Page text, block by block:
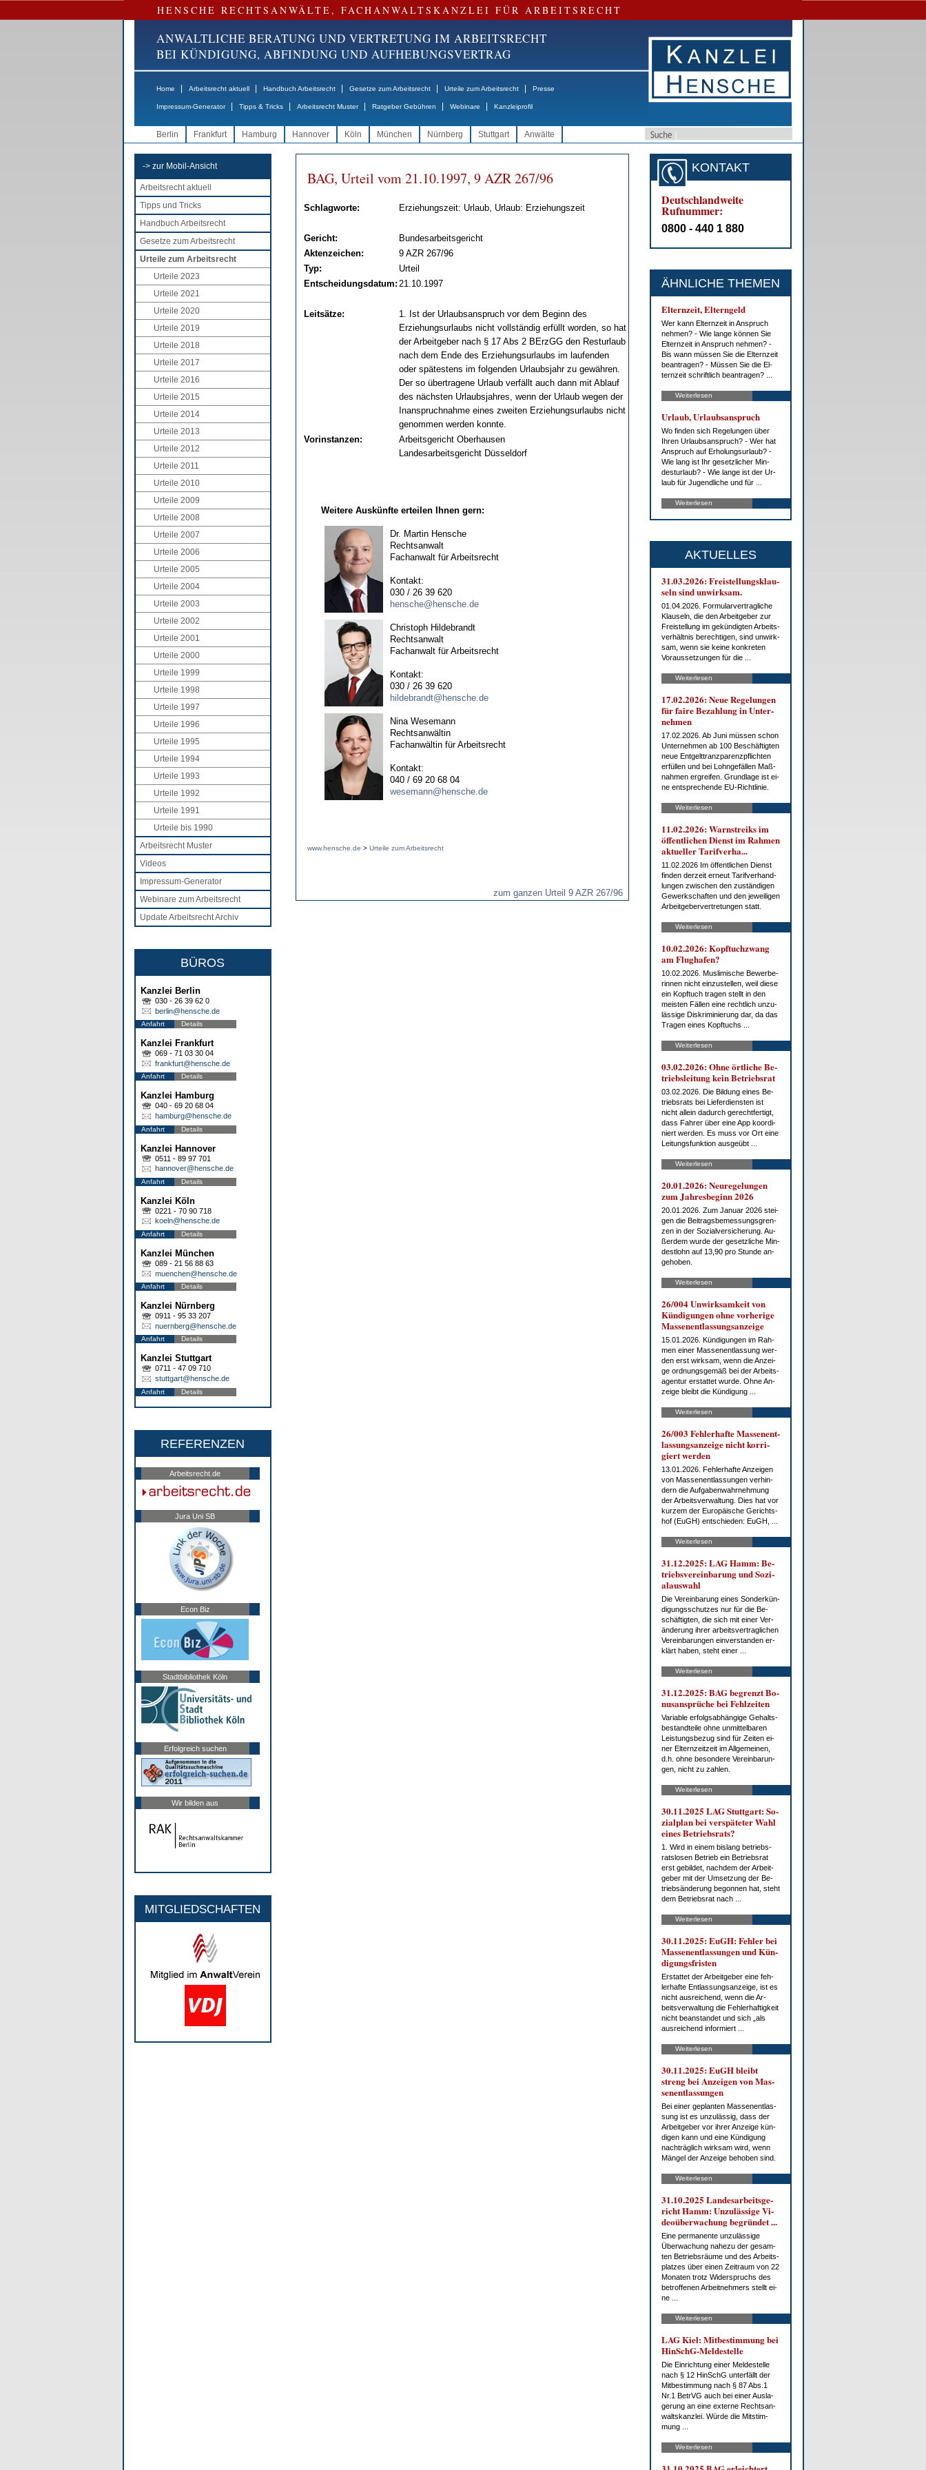
HENSCHE RECHTSANWÄLTE, FACHANWALTSKANZLEI FÜR ARBEITSRECHT
ANWALTLICHE BERATUNG UND VERTRETUNG IM ARBEITSRECHT
BEI KÜNDIGUNG, ABFINDUNG UND AUFHEBUNGSVERTRAG
Home Arbeitsrecht aktuell Handbuch Arbeitsrecht Gesetze zum Arbeitsrecht Urteile zum Arbeitsrecht Presse
Impressum-Generator Tipps & Tricks Arbeitsrecht Muster Ratgeber Gebühren Webinare Kanzleiprofil
Berlin Frankfurt Hamburg Hannover Köln München Nürnberg Stuttgart Anwälte
-> zur Mobil-Ansicht
Arbeitsrecht aktuell
Tipps und Tricks
Handbuch Arbeitsrecht
Gesetze zum Arbeitsrecht
Urteile zum Arbeitsrecht
Urteile 2023
Urteile 2021
Urteile 2020
Urteile 2019
Urteile 2018
Urteile 2017
Urteile 2016
Urteile 2015
Urteile 2014
Urteile 2013
Urteile 2012
Urteile 2011
Urteile 2010
Urteile 2009
Urteile 2008
Urteile 2007
Urteile 2006
Urteile 2005
Urteile 2004
Urteile 2003
Urteile 2002
Urteile 2001
Urteile 2000
Urteile 1999
Urteile 1998
Urteile 1997
Urteile 1996
Urteile 1995
Urteile 1994
Urteile 1993
Urteile 1992
Urteile 1991
Urteile bis 1990
Arbeitsrecht Muster
Videos
Impressum-Generator
Webinare zum Arbeitsrecht
Update Arbeitsrecht Archiv
BÜROS
Kanzlei Berlin
030 - 26 39 62 0
berlin@hensche.de
Anfahrt Details
Kanzlei Frankfurt
069 - 71 03 30 04
frankfurt@hensche.de
Anfahrt Details
Kanzlei Hamburg
040 - 69 20 68 04
hamburg@hensche.de
Anfahrt Details
Kanzlei Hannover
0511 - 89 97 701
hannover@hensche.de
Anfahrt Details
Kanzlei Köln
0221 - 70 90 718
koeln@hensche.de
Anfahrt Details
Kanzlei München
089 - 21 56 88 63
muenchen@hensche.de
Anfahrt Details
Kanzlei Nürnberg
0911 - 95 33 207
nuernberg@hensche.de
Anfahrt Details
Kanzlei Stuttgart
0711 - 47 09 710
stuttgart@hensche.de
Anfahrt Details
REFERENZEN
Arbeitsrecht.de
Jura Uni SB
Econ Biz
Stadtbibliothek Köln
Erfolgreich suchen
Wir bilden aus
MITGLIEDSCHAFTEN
BAG, Ur­teil vom 21.10.1997, 9 AZR 267/96
Schlagworte: Erziehungszeit: Urlaub, Urlaub: Erziehungszeit
Gericht:
Bundesarbeitsgericht
Aktenzeichen:
9 AZR 267/96
Typ:
Urteil
Entscheidungsdatum: 21.10.1997
Leitsätze:
1. Ist der Urlaubsanspruch vor dem Beginn des
Erziehungsurlaubs nicht vollständig erfüllt worden, so hat
der Arbeitgeber nach § 17 Abs 2 BErzGG den Resturlaub
nach dem Ende des Erziehungsurlaubs im laufenden
oder spätestens im folgenden Urlaubsjahr zu gewähren.
Der so übertragene Urlaub verfällt auch dann mit Ablauf
des nächsten Urlaubsjahres, wenn der Urlaub wegen der
Inanspruchnahme eines zweiten Erziehungsurlaubs nicht
genommen werden konnte.
Vorinstanzen:
Arbeitsgericht Oberhausen
Landesarbeitsgericht Düsseldorf
Weitere Auskünfte erteilen Ihnen gern:
Dr. Martin Hensche
Rechtsanwalt
Fachanwalt für Arbeitsrecht
Kontakt:
030 / 26 39 620
hensche@hensche.de
Christoph Hildebrandt
Rechtsanwalt
Fachanwalt für Arbeitsrecht
Kontakt:
030 / 26 39 620
hildebrandt@hensche.de
Nina Wesemann
Rechtsanwältin
Fachanwältin für Arbeitsrecht
Kontakt:
040 / 69 20 68 04
wesemann@hensche.de
www.hensche.de > Urteile zum Arbeitsrecht
zum ganzen Urteil 9 AZR 267/96
KONTAKT
Deutschlandweite
Rufnummer:
0800 - 440 1 880
ÄHNLICHE THEMEN
El­tern­zeit, El­tern­geld
Wer kann El­tern­zeit in An­spruch
neh­men? - Wie lan­ge kön­nen Sie
El­tern­zeit in An­spruch neh­men? -
Bis wann müs­sen Sie die El­tern­zeit
be­an­tra­gen? - Müs­sen Sie die El­
tern­zeit schrift­lich be­an­tra­gen? ...
Weiterlesen
Ur­laub, Ur­laubs­an­spruch
Wo fin­den sich Re­ge­lun­gen über
Ih­ren Ur­laubs­an­spruch? - Wer hat
An­spruch auf Er­ho­lungs­ur­laub? -
Wie lang ist Ihr ge­setz­li­cher Min­
des­t­ur­laub? - Wie lan­ge ist der Ur­
laub für Ju­gend­li­che und für ...
Weiterlesen
AKTUELLES
31.03.2026: Frei­stel­lungs­klau­
seln sind un­wirk­sam.
01.04.2026. For­mu­lar­ver­trag­li­che
Klau­seln, die den Ar­beit­ge­ber zur
Frei­stel­lung im ge­kün­dig­ten Ar­beits­
ver­hält­nis be­rech­ti­gen, sind un­wirk­
sam, wenn sie kei­ne kon­kre­ten
Vor­aus­set­zun­gen für die ...
Weiterlesen
17.02.2026: Neue Re­ge­lun­gen
für fai­re Be­zah­lung in Un­ter­
neh­men
17.02.2026. Ab Ju­ni müs­sen schon
Un­ter­neh­men ab 100 Be­schäf­tig­ten
neue Ent­gelt­tranz­pa­renz­pflich­ten
er­fül­len und bei Lohn­ge­fäl­len Maß­
nah­men er­grei­fen. Grund­la­ge ist ei­
ne ent­spre­chen­de EU-Richt­li­nie.
Weiterlesen
11.02.2026: Warn­streiks im
öf­fent­li­chen Dienst im Rah­men
ak­tu­el­ler Ta­rif­ver­ha...
11.02.2026 Im öf­fent­li­chen Dienst
fin­den der­zeit er­neut Ta­rif­ver­hand­
lun­gen zwi­schen den zu­stän­di­gen
Ge­werk­schaf­ten und den je­wei­li­gen
Ar­beit­ge­ber­ver­tre­tun­gen statt.
Weiterlesen
10.02.2026: Kopf­tuch­zwang
am Flug­ha­fen?
10.02.2026. Mus­li­mi­sche Be­wer­be­
rin­nen nicht ein­zu­stel­len, weil die­se
ein Kopf­tuch tra­gen stellt in den
meis­ten Fäl­len ei­ne recht­lich un­zu­
läs­si­ge Dis­kri­mi­nie­rung dar, da das
Tra­gen ei­nes Kopf­tuchs ...
Weiterlesen
03.02.2026: Oh­ne ört­li­che Be­
triebs­lei­tung kein Be­triebs­rat
03.02.2026. Die Bil­dung ei­nes Be­
triebs­rats bei Lie­fer­diens­ten ist
nicht al­lein da­durch ge­recht­fer­tigt,
dass Fah­rer über ei­ne App ko­or­di­
niert wer­den. Es muss vor Ort ei­ne
Lei­tungs­funk­ti­on aus­ge­übt ...
Weiterlesen
20.01.2026: Neu­re­ge­lun­gen
zum Jah­res­be­ginn 2026
20.01.2026. Zum Ja­nu­ar 2026 stei­
gen die Bei­trags­be­mes­sungs­gren­
zen in der So­zi­al­ver­si­che­rung. Au­
ßer­dem wur­de der ge­setz­li­che Min­
dest­lohn auf 13,90 pro St­un­de an­
ge­ho­ben.
Weiterlesen
26/004 Un­wirk­sam­keit von
Kün­di­gun­gen oh­ne vor­he­ri­ge
Mas­sen­ent­las­sungs­an­zei­ge
15.01.2026. Kün­di­gun­gen im Rah­
men ei­ner Mas­sen­ent­las­sung wer­
den erst wirk­sam, wenn die An­zei­
ge ord­nungs­ge­mäß bei der Ar­beits­
agen­tur er­stat­tet wur­de. Oh­ne An­
zei­ge bleibt die Kün­di­gung ...
Weiterlesen
26/003 Feh­ler­haf­te Mas­sen­ent­
las­sungs­an­zei­ge nicht kor­ri­
giert wer­den
13.01.2026. Feh­ler­haf­te An­zei­gen
von Mas­sen­ent­las­sun­gen ver­hin­
dern die Auf­ga­ben­wahr­neh­mung
der Ar­beits­ver­wal­tung. Dies hat vor
kur­zem der Eu­ro­päi­sche Ge­richts­
hof (EuGH) ent­schie­den: EuGH, ...
Weiterlesen
31.12.2025: LAG Hamm: Be­
triebs­ver­ein­ba­rung und So­zi­
al­aus­wahl
Die Ver­ein­ba­rung ei­nes Son­der­kün­
di­gungs­schut­zes nur für die Be­
schäf­tig­ten, die sich mit ei­ner Ver­
än­de­rung ih­rer ar­beits­ver­trag­li­chen
Ver­ein­ba­run­gen ein­ver­stan­den er­
klärt ha­ben, steht ei­ner ...
Weiterlesen
31.12.2025: BAG be­grenzt Bo­
nus­an­sprü­che bei Fehl­zei­ten
Va­ria­ble er­folgs­ab­hän­gi­ge Ge­halts­
be­stand­tei­le oh­ne un­mit­tel­ba­ren
Leis­tungs­be­zug sind für Zei­ten ei­
ner El­tern­zeit­zeit im All­ge­mei­nen,
d.h. oh­ne be­son­de­re Ver­ein­ba­run­
gen, nicht zu zah­len.
Weiterlesen
30.11.2025 LAG Stutt­gart: So­
zi­al­plan bei ver­spä­te­ter Wahl
ei­nes Be­triebs­rats?
1. Wird in ei­nem bis­lang be­triebs­
rats­lo­sen Be­trieb ein Be­triebs­rat
erst ge­bil­det, nach­dem der Ar­beit­
ge­ber mit der Um­set­zung der Be­
trieb­s­än­de­rung be­gon­nen hat, steht
dem Be­triebs­rat nach ...
Weiterlesen
30.11.2025: EuGH: Feh­ler bei
Mas­sen­ent­las­sun­gen und Kün­
di­gungs­fris­ten
Er­stat­tet der Ar­beit­ge­ber ei­ne feh­
ler­haf­te Ent­las­sungs­an­zei­ge, ist es
nicht aus­rei­chend, wenn die Ar­
beits­ver­wal­tung die Feh­ler­haf­tig­keit
nicht be­an­stan­det und sich „als
aus­rei­chend in­for­miert ...
Weiterlesen
30.11.2025: EuGH bleibt
streng bei An­zei­gen von Mas­
sen­ent­las­sun­gen
Bei ei­ner ge­plan­ten Mas­sen­ent­las­
sung ist es un­zu­läs­sig, dass der
Ar­beit­ge­ber vor ih­rer An­zei­ge kün­
di­gen kann und ei­ne Kün­di­gung
nach­träg­lich wirk­sam wird, wenn
Män­gel der An­zei­ge be­ho­ben sind.
Weiterlesen
31.10.2025 Lan­des­ar­beits­ge­
richt Hamm: Un­zu­läs­si­ge Vi­
deo­über­wa­chung be­grün­det ...
Ei­ne per­ma­nen­te un­zu­läs­si­ge
Über­wa­chung na­he­zu der ge­sam­
ten Be­triebs­räu­me und des Ar­beits­
plat­zes über ei­nen Zeit­raum von 22
Mo­na­ten trotz Wi­der­spruchs des
be­trof­fe­nen Ar­beit­neh­mers stellt ei­
ne ...
Weiterlesen
LAG Kiel: Mit­be­stim­mung bei
HinSchG-Mel­de­stel­le
Die Ein­rich­tung ei­ner Mel­de­stel­le
nach § 12 HinSchG un­ter­fällt der
Mit­be­stim­mung nach § 87 Abs.1
Nr.1 Be­trVG auch bei ei­ner Aus­la­
ge­rung an ei­ne ex­ter­ne Rechts­an­
walts­kanz­lei. Wür­de die Mit­stim­
mung ...
Weiterlesen